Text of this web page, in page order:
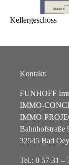
Kellergeschoss
Kontakt:
FUNHOFF
IMMO-
IMMO-
Bahnhofstraße
32545 Bad
Tel.: 0 57 31 –